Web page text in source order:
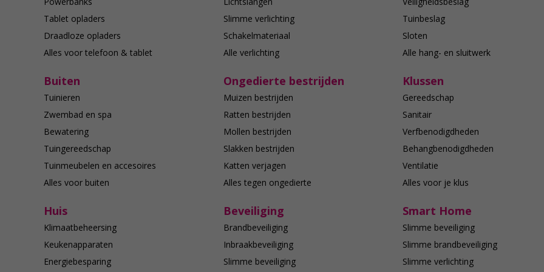
Tablet opladers
Draadloze opladers
Alles voor telefoon & tablet
Slimme verlichting
Schakelmateriaal
Alle verlichting
Tuinbeslag
Sloten
Alle hang- en sluitwerk
Buiten
Tuinieren
Zwembad en spa
Bewatering
Tuingereedschap
Tuinmeubelen en accesoires
Alles voor buiten
Ongedierte bestrijden
Muizen bestrijden
Ratten bestrijden
Mollen bestrijden
Slakken bestrijden
Katten verjagen
Alles tegen ongedierte
Klussen
Gereedschap
Sanitair
Verfbenodigdheden
Behangbenodigdheden
Ventilatie
Alles voor je klus
Huis
Klimaatbeheersing
Keukenapparaten
Energiebesparing
Beveiliging
Brandbeveiliging
Inbraakbeveiliging
Slimme beveiliging
Smart Home
Slimme beveiliging
Slimme brandbeveiliging
Slimme verlichting